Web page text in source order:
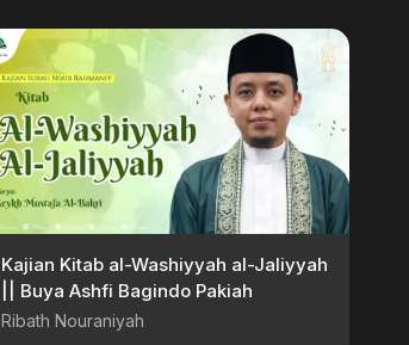
Kajian Kitab al-Washiyyah al-Jaliyyah
|| Buya Ashfi Bagindo Pakiah
Ribath Nouraniyah